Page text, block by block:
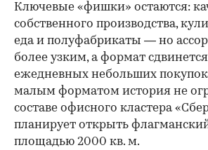
Ключевые «фишки» остаются:
собственного производства,
еда и полуфабрикаты — но
более узким, а формат
ежедневных небольших
малым форматом история не
составе офисного кластера
планирует открыть
площадью 2000 кв. м.